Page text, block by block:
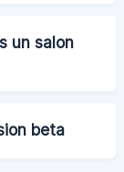
un salon
beta